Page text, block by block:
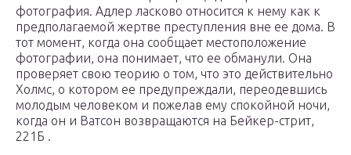
фотография. Адлер ласково относится к нему как к
предполагаемой жертве преступления вне ее дома. В
тот момент, когда она сообщает местоположение
фотографии, она понимает, что ее обманули. Она
проверяет свою теорию о том, что это действительно
Холмс, о котором ее предупреждали, переодевшись
молодым человеком и пожелав ему спокойной ночи,
когда он и Ватсон возвращаются на Бейкер-стрит,
221Б .